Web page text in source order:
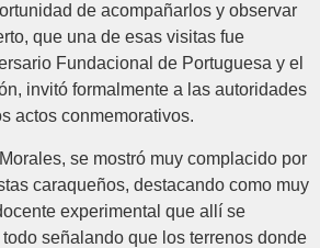
de acompañarlos y observar
que una de esas visitas fue
Fundacional de Portuguesa y el
invitó formalmente a las autoridades
actos conmemorativos.
se mostró muy complacido por
caraqueños, destacando como muy
experimental que allí se
señalando que los terrenos donde